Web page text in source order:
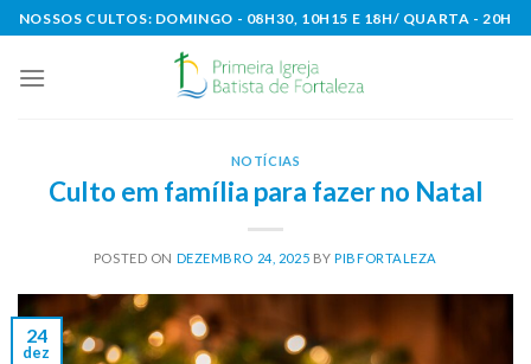
Skip
to
content
NOSSOS CULTOS: DOMINGO - 08H30, 10H15 E 18H/ QUARTA - 20H
NOTÍCIAS
Culto em família para fazer no Natal
POSTED ON DEZEMBRO 24, 2025 BYPIBFORTALEZA
24
dez